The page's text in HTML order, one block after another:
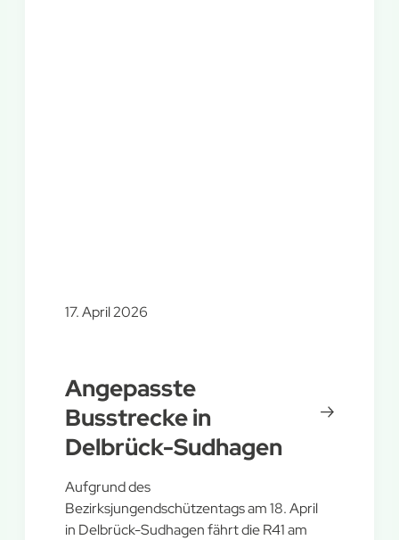
17. April 2026
Angepasste
Busstrecke in
Delbrück-Sudhagen
Aufgrund des
Bezirksjungendschützentags am 18. April
in Delbrück-Sudhagen fährt die R41 am